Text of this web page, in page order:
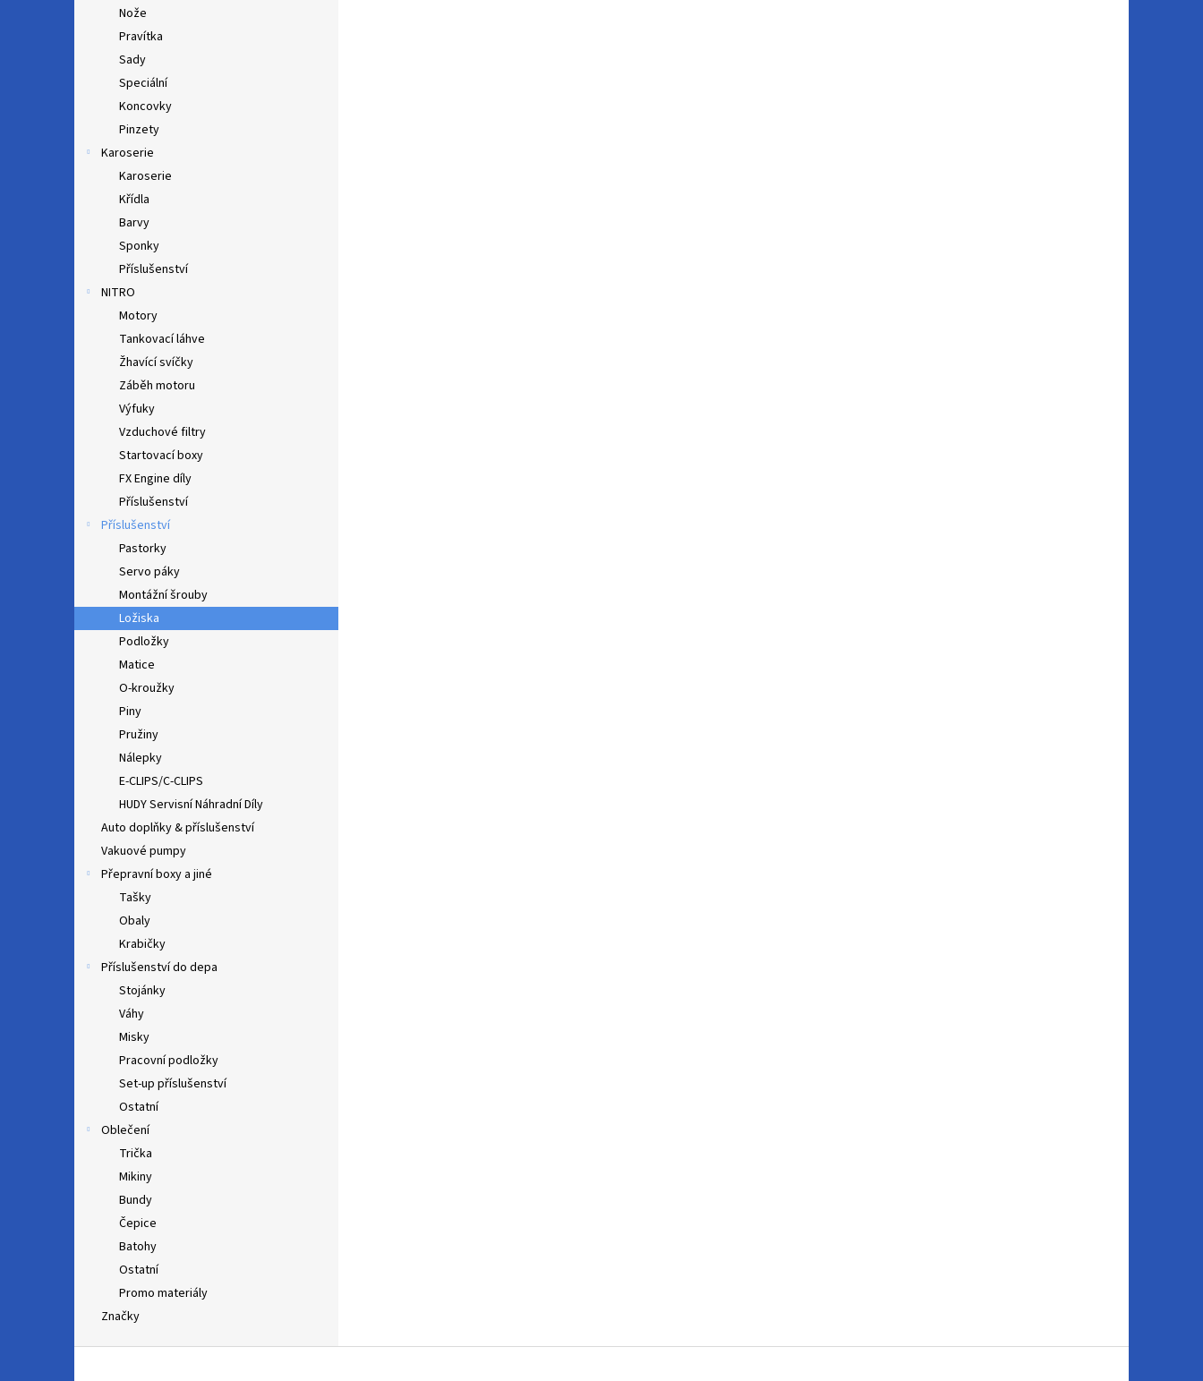
Nože
Pravítka
Sady
Speciální
Koncovky
Pinzety
Karoserie
Karoserie
Křídla
Barvy
Sponky
Příslušenství
NITRO
Motory
Tankovací láhve
Žhavící svíčky
Záběh motoru
Výfuky
Vzduchové filtry
Startovací boxy
FX Engine díly
Příslušenství
Příslušenství
Pastorky
Servo páky
Montážní šrouby
Ložiska
Podložky
Matice
O-kroužky
Piny
Pružiny
Nálepky
E-CLIPS/C-CLIPS
HUDY Servisní Náhradní Díly
Auto doplňky & příslušenství
Vakuové pumpy
Přepravní boxy a jiné
Tašky
Obaly
Krabičky
Příslušenství do depa
Stojánky
Váhy
Misky
Pracovní podložky
Set-up příslušenství
Ostatní
Oblečení
Trička
Mikiny
Bundy
Čepice
Batohy
Ostatní
Promo materiály
Značky